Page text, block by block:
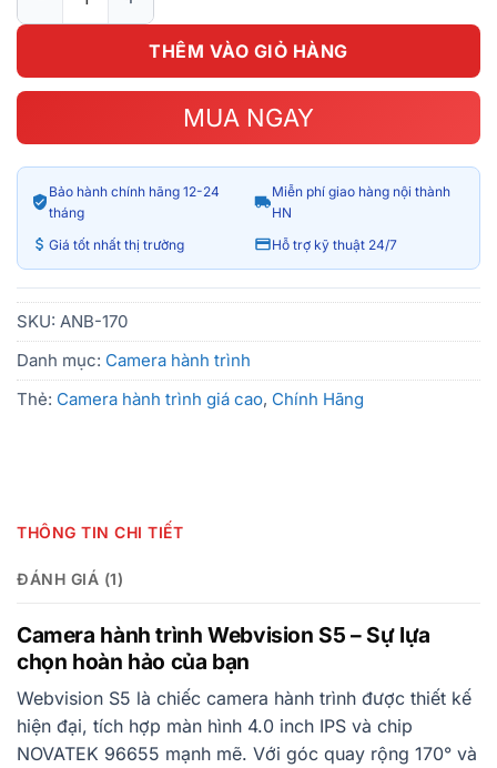
THÊM VÀO GIỎ HÀNG
MUA NGAY
Bảo hành chính hãng 12-24
tháng
Miễn phí giao hàng nội thành
HN
Giá tốt nhất thị trường
Hỗ trợ kỹ thuật 24/7
SKU: ANB-170
Danh mục: Camera hành trình
Thẻ: Camera hành trình giá cao, Chính Hãng
THÔNG TIN CHI TIẾT
ĐÁNH GIÁ (1)
Camera hành trình Webvision S5 – Sự lựa
chọn hoàn hảo của bạn
Webvision S5 là chiếc camera hành trình được thiết kế
hiện đại, tích hợp màn hình 4.0 inch IPS và chip
NOVATEK 96655 mạnh mẽ. Với góc quay rộng 170° và